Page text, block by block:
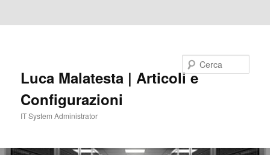
Luca Malatesta | Articoli e
Configurazioni
IT System Administrator